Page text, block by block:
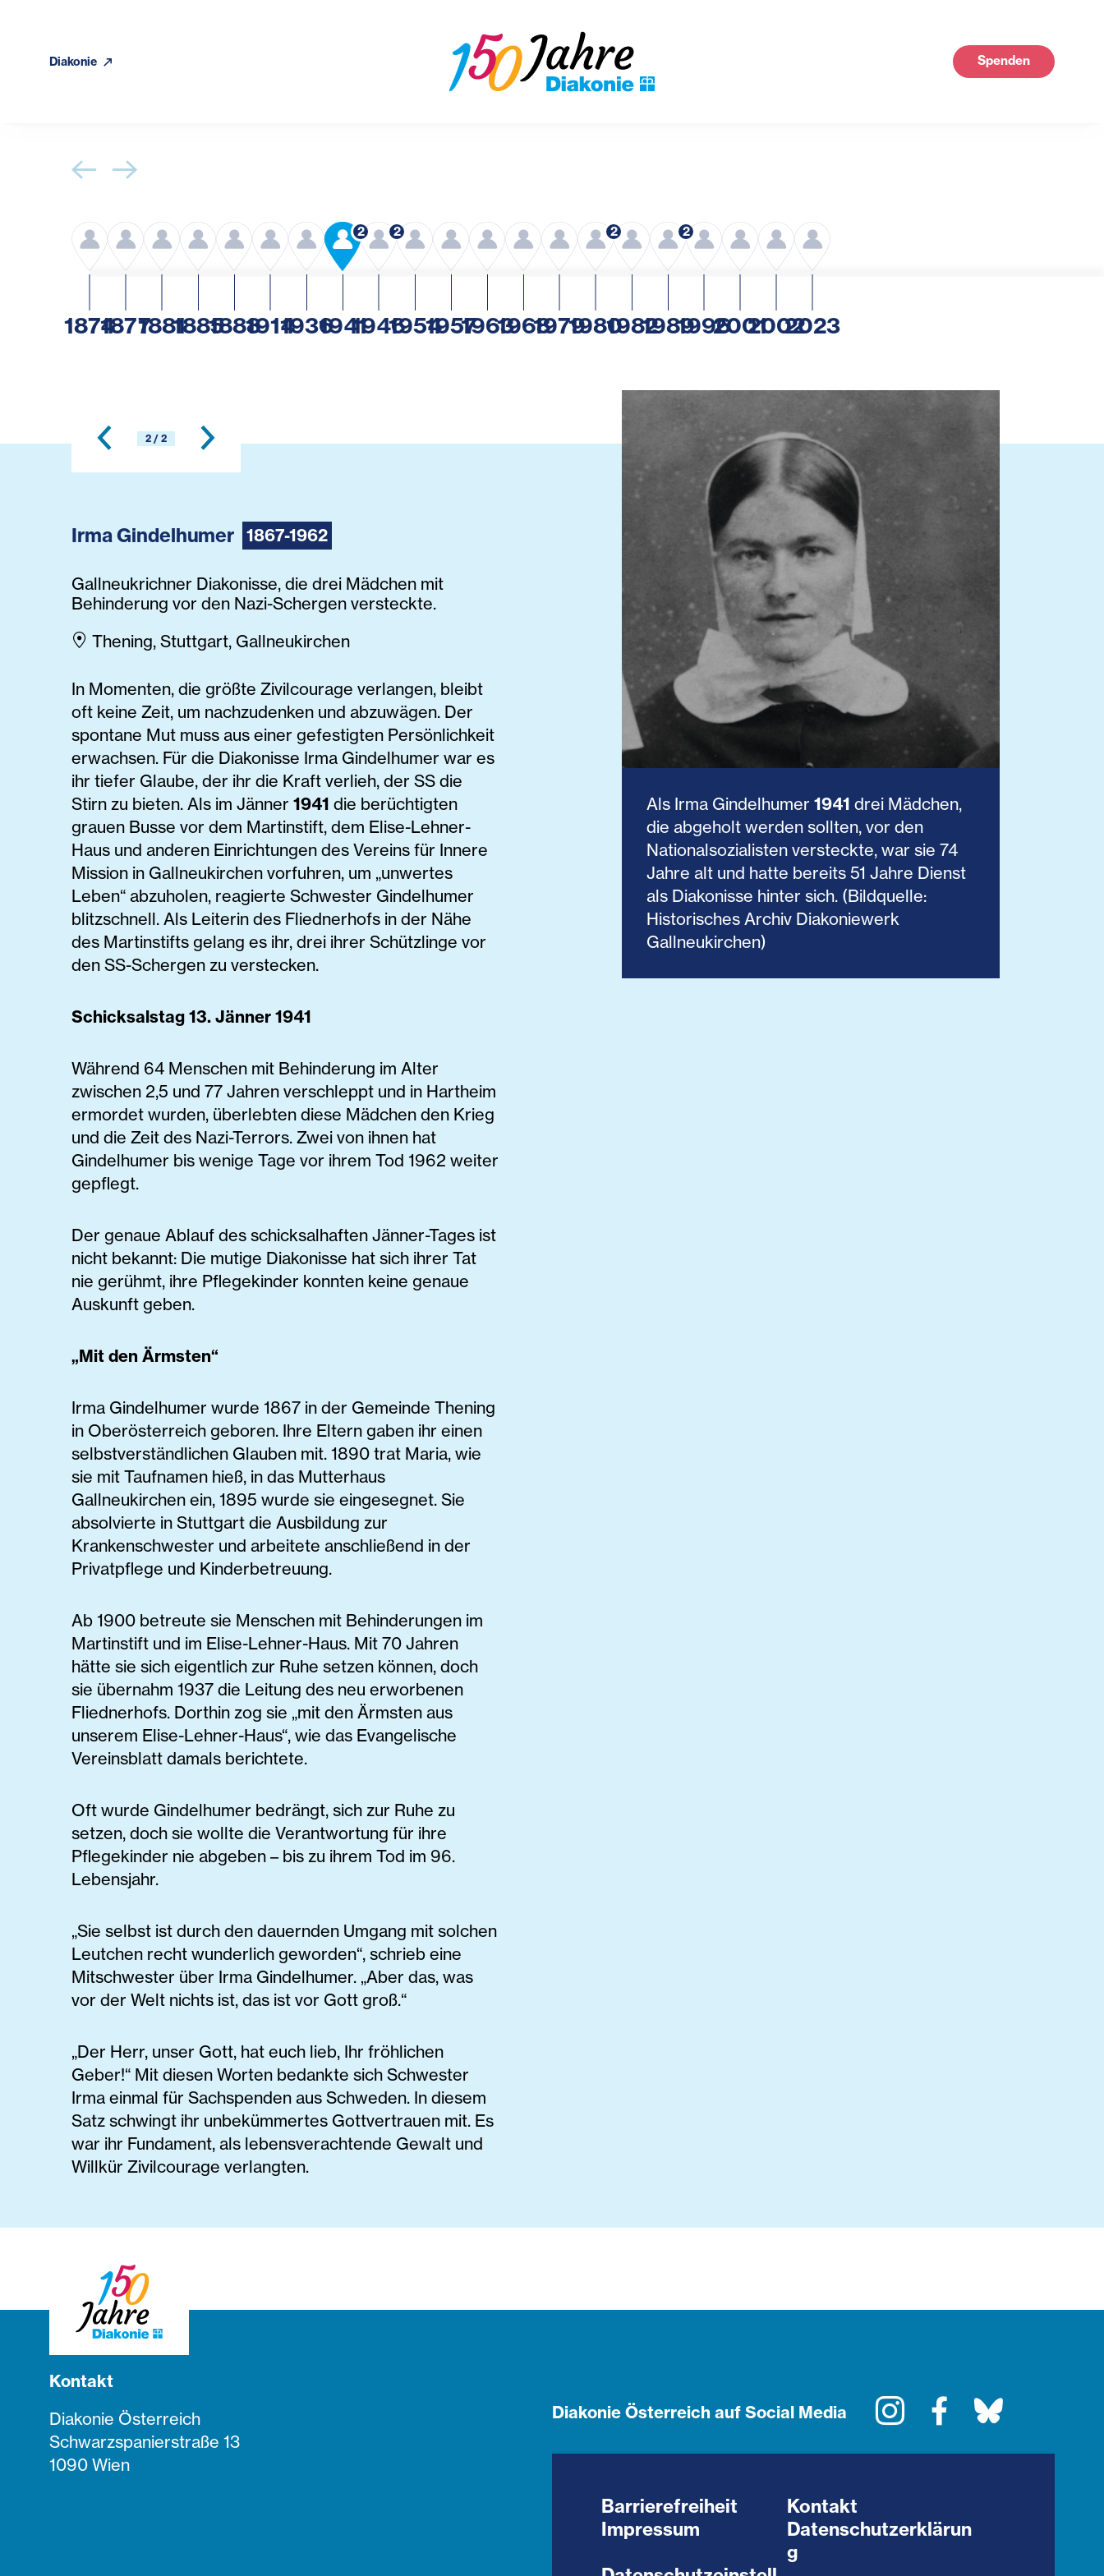
Diakonie Spenden
18741877188118851888191419361941
2
1946
2
195419571963196819791980
2
19821989
2
1996200120022023
2 / 2
Als Irma Gindelhumer 1941 drei Mädchen,
die abgeholt werden sollten, vor den
Nationalsozialisten versteckte, war sie 74
Jahre alt und hatte bereits 51 Jahre Dienst
als Diakonisse hinter sich. (Bildquelle:
Historisches Archiv Diakoniewerk
Gallneukirchen)
Irma Gindelhumer 1867-1962
Gallneukrichner Diakonisse, die drei Mädchen mit
Behinderung vor den Nazi-Schergen versteckte.
Thening, Stuttgart, Gallneukirchen
In Momenten, die größte Zivilcourage verlangen, bleibt
oft keine Zeit, um nachzudenken und abzuwägen. Der
spontane Mut muss aus einer gefestigten Persönlichkeit
erwachsen. Für die Diakonisse Irma Gindelhumer war es
ihr tiefer Glaube, der ihr die Kraft verlieh, der SS die
Stirn zu bieten. Als im Jänner 1941 die berüchtigten
grauen Busse vor dem Martinstift, dem Elise-Lehner-
Haus und anderen Einrichtungen des Vereins für Innere
Mission in Gallneukirchen vorfuhren, um „unwertes
Leben“ abzuholen, reagierte Schwester Gindelhumer
blitzschnell. Als Leiterin des Fliednerhofs in der Nähe
des Martinstifts gelang es ihr, drei ihrer Schützlinge vor
den SS-Schergen zu verstecken.
Schicksalstag 13. Jänner 1941
Während 64 Menschen mit Behinderung im Alter
zwischen 2,5 und 77 Jahren verschleppt und in Hartheim
ermordet wurden, überlebten diese Mädchen den Krieg
und die Zeit des Nazi-Terrors. Zwei von ihnen hat
Gindelhumer bis wenige Tage vor ihrem Tod 1962 weiter
gepflegt.
Der genaue Ablauf des schicksalhaften Jänner-Tages ist
nicht bekannt: Die mutige Diakonisse hat sich ihrer Tat
nie gerühmt, ihre Pflegekinder konnten keine genaue
Auskunft geben.
„Mit den Ärmsten“
Irma Gindelhumer wurde 1867 in der Gemeinde Thening
in Oberösterreich geboren. Ihre Eltern gaben ihr einen
selbstverständlichen Glauben mit. 1890 trat Maria, wie
sie mit Taufnamen hieß, in das Mutterhaus
Gallneukirchen ein, 1895 wurde sie eingesegnet. Sie
absolvierte in Stuttgart die Ausbildung zur
Krankenschwester und arbeitete anschließend in der
Privatpflege und Kinderbetreuung.
Ab 1900 betreute sie Menschen mit Behinderungen im
Martinstift und im Elise-Lehner-Haus. Mit 70 Jahren
hätte sie sich eigentlich zur Ruhe setzen können, doch
sie übernahm 1937 die Leitung des neu erworbenen
Fliednerhofs. Dorthin zog sie „mit den Ärmsten aus
unserem Elise-Lehner-Haus“, wie das Evangelische
Vereinsblatt damals berichtete.
Oft wurde Gindelhumer bedrängt, sich zur Ruhe zu
setzen, doch sie wollte die Verantwortung für ihre
Pflegekinder nie abgeben – bis zu ihrem Tod im 96.
Lebensjahr.
„Sie selbst ist durch den dauernden Umgang mit solchen
Leutchen recht wunderlich geworden“, schrieb eine
Mitschwester über Irma Gindelhumer. „Aber das, was
vor der Welt nichts ist, das ist vor Gott groß.“
„Der Herr, unser Gott, hat euch lieb, Ihr fröhlichen
Geber!“ Mit diesen Worten bedankte sich Schwester
Irma einmal für Sachspenden aus Schweden. In diesem
Satz schwingt ihr unbekümmertes Gottvertrauen mit. Es
war ihr Fundament, als lebensverachtende Gewalt und
Willkür Zivilcourage verlangten.
Kontakt
Diakonie Österreich
Schwarzspanierstraße 13
1090 Wien
Diakonie Österreich auf Social Media InstagramFacebook
Barrierefreiheit
Kontakt
Impressum
Datenschutzerklärun
g